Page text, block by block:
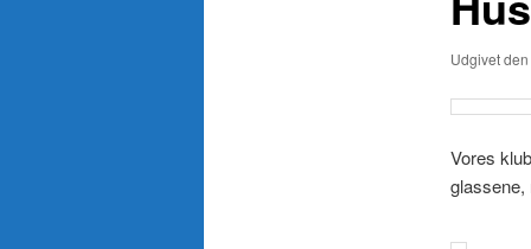
Udgivet den
Vores
glassene,